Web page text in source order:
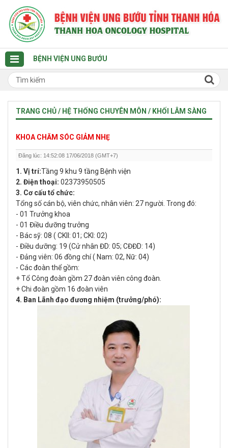
BỆNH VIỆN UNG BƯỚU
TRANG CHỦ / HỆ THỐNG CHUYÊN MÔN / KHỐI LÂM SÀNG
KHOA CHĂM SÓC GIẢM NHẸ
Đăng lúc: 14:52:08 17/06/2018 (GMT+7)
1. Vị trí:Tầng 9 khu 9 tầng Bệnh viện
2. Điện thoại: 02373950505
3. Cơ cấu tổ chức:
Tổng số cán bộ, viên chức, nhân viên: 27người. Trong đó:
- 01 Trưởng khoa
- 01 Điều dưỡng trưởng
- Bác sỹ: 08 ( CKII: 01; CKI: 02)
- Điều dưỡng: 19 (Cử nhân ĐD: 05; CĐĐD: 14)
- Đảng viên: 06 đồng chí ( Nam: 02, Nữ: 04)
- Các đoàn thể gồm:
+ Tổ Công đoàn gồm 27 đoàn viên công đoàn.
+ Chi đoàn gồm 16 đoàn viên
4. Ban Lãnh đạo đương nhiệm (trưởng/phó):